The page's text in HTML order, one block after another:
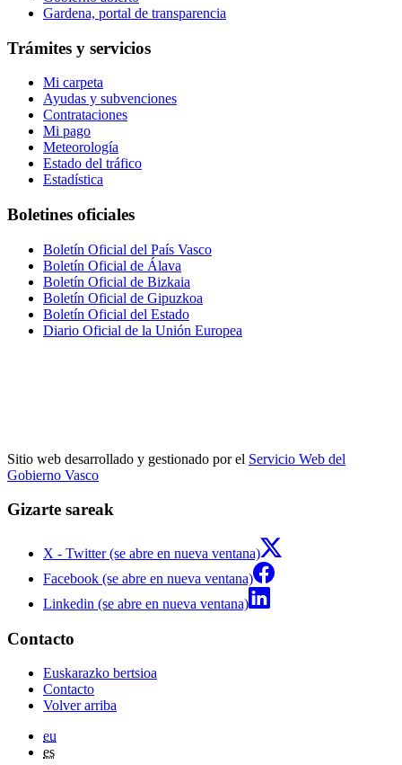
Gardena, portal de transparencia
Trámites y servicios
Mi carpeta
Ayudas y subvenciones
Contrataciones
Mi pago
Meteorología
Estado del tráfico
Estadística
Boletines oficiales
Boletín Oficial del País Vasco
Boletín Oficial de Álava
Boletín Oficial de Bizkaia
Boletín Oficial de Gipuzkoa
Boletín Oficial del Estado
Diario Oficial de la Unión Europea
Sitio web desarrollado y gestionado por el Servicio Web del
Gobierno Vasco
Gizarte sareak
X - Twitter (se abre en nueva ventana)
Facebook (se abre en nueva ventana)
Linkedin (se abre en nueva ventana)
Contacto
Euskarazko bertsioa
Contacto
Volver arriba
eu
es